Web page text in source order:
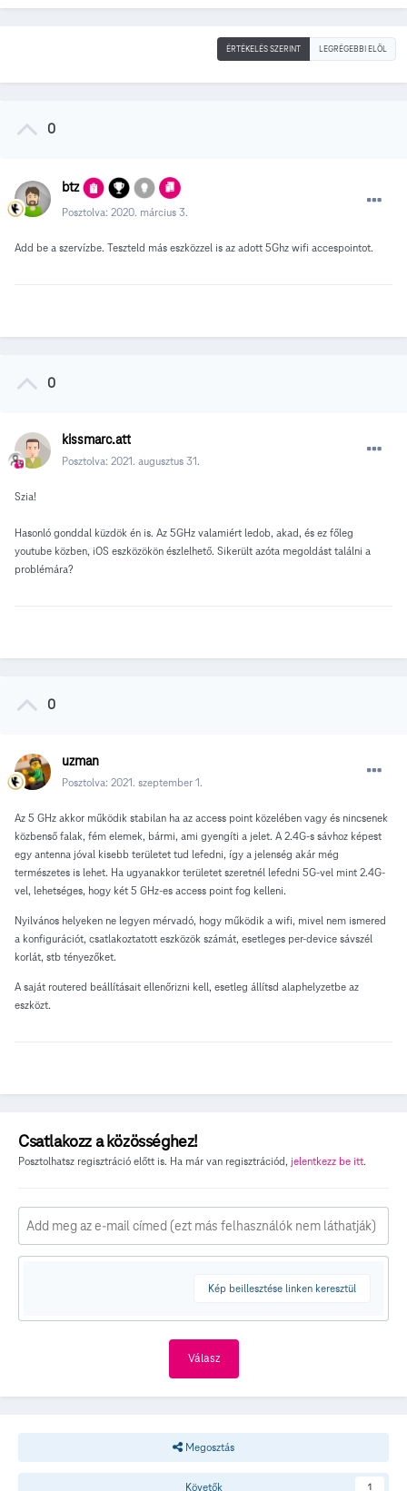
ÉRTÉKELÉS SZERINT LEGRÉGEBBI ELÖL
0
btz
Posztolva: 2020. március 3.
Add be a szervízbe. Teszteld más eszközzel is az adott 5Ghz wifi accespointot.
0
kissmarc.att
Posztolva: 2021. augusztus 31.
Szia!
Hasonló gonddal küzdök én is. Az 5GHz valamiért ledob, akad, és ez főleg
youtube közben, iOS eszközökön észlelhető. Sikerült azóta megoldást találni a
problémára?
0
uzman
Posztolva: 2021. szeptember 1.
Az 5 GHz akkor működik stabilan ha az access point közelében vagy és nincsenek
közbenső falak, fém elemek, bármi, ami gyengíti a jelet. A 2.4G-s sávhoz képest
egy antenna jóval kisebb területet tud lefedni, így a jelenség akár még
természetes is lehet. Ha ugyanakkor területet szeretnél lefedni 5G-vel mint 2.4G-
vel, lehetséges, hogy két 5 GHz-es access point fog kelleni.
Nyilvános helyeken ne legyen mérvadó, hogy működik a wifi, mivel nem ismered
a konfigurációt, csatlakoztatott eszközök számát, esetleges per-device sávszél
korlát, stb tényezőket.
A saját routered beállításait ellenőrizni kell, esetleg állítsd alaphelyzetbe az
eszközt.
Csatlakozz a közösséghez!
Posztolhatsz regisztráció előtt is. Ha már van regisztrációd, jelentkezz be itt.
Kép beillesztése linken keresztül
Válasz
Megosztás
Követők 1